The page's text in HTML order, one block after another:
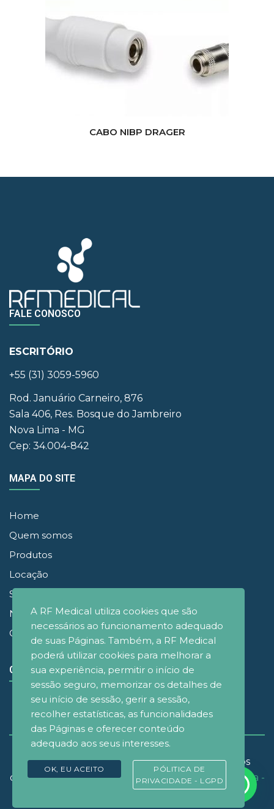
CABO NIBP DRAGER
FALE CONOSCO
ESCRITÓRIO
+55 (31) 3059-5960
Rod. Januário Carneiro, 876
Sala 406, Res. Bosque do Jambreiro
Nova Lima - MG
Cep: 34.004-842
MAPA DO SITE
Home
Quem somos
Produtos
Locação
Simuladores
Noticias
Contato
CONECTE-SE
© Copyrignt 2021 - RF Medical Brasil - Todos os
direitos reservados. Desenvolvido por
D&M Agência -
Design e Marketing.
A RF Medical utiliza cookies que são
necessários ao funcionamento adequado
de suas Páginas. Também, a RF Medical
poderá utilizar cookies para melhorar a
sua experiência, permitir o início de
sessão seguro, memorizar os detalhes de
seu início de sessão, gerir a sessão,
recolher estatísticas, as funcionalidades
das Páginas e oferecer conteúdo
adequado aos seus interesses.
OK, EU ACEITO
PÓLITICA DE
PRIVACIDADE - LGPD